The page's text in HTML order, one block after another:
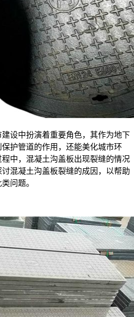
设中扮演着重要角色，其作为地下
护管道的作用，还能美化城市环
中，混凝土沟盖板出现裂缝的情况
混凝土沟盖板裂缝的成因，以帮助
问题。